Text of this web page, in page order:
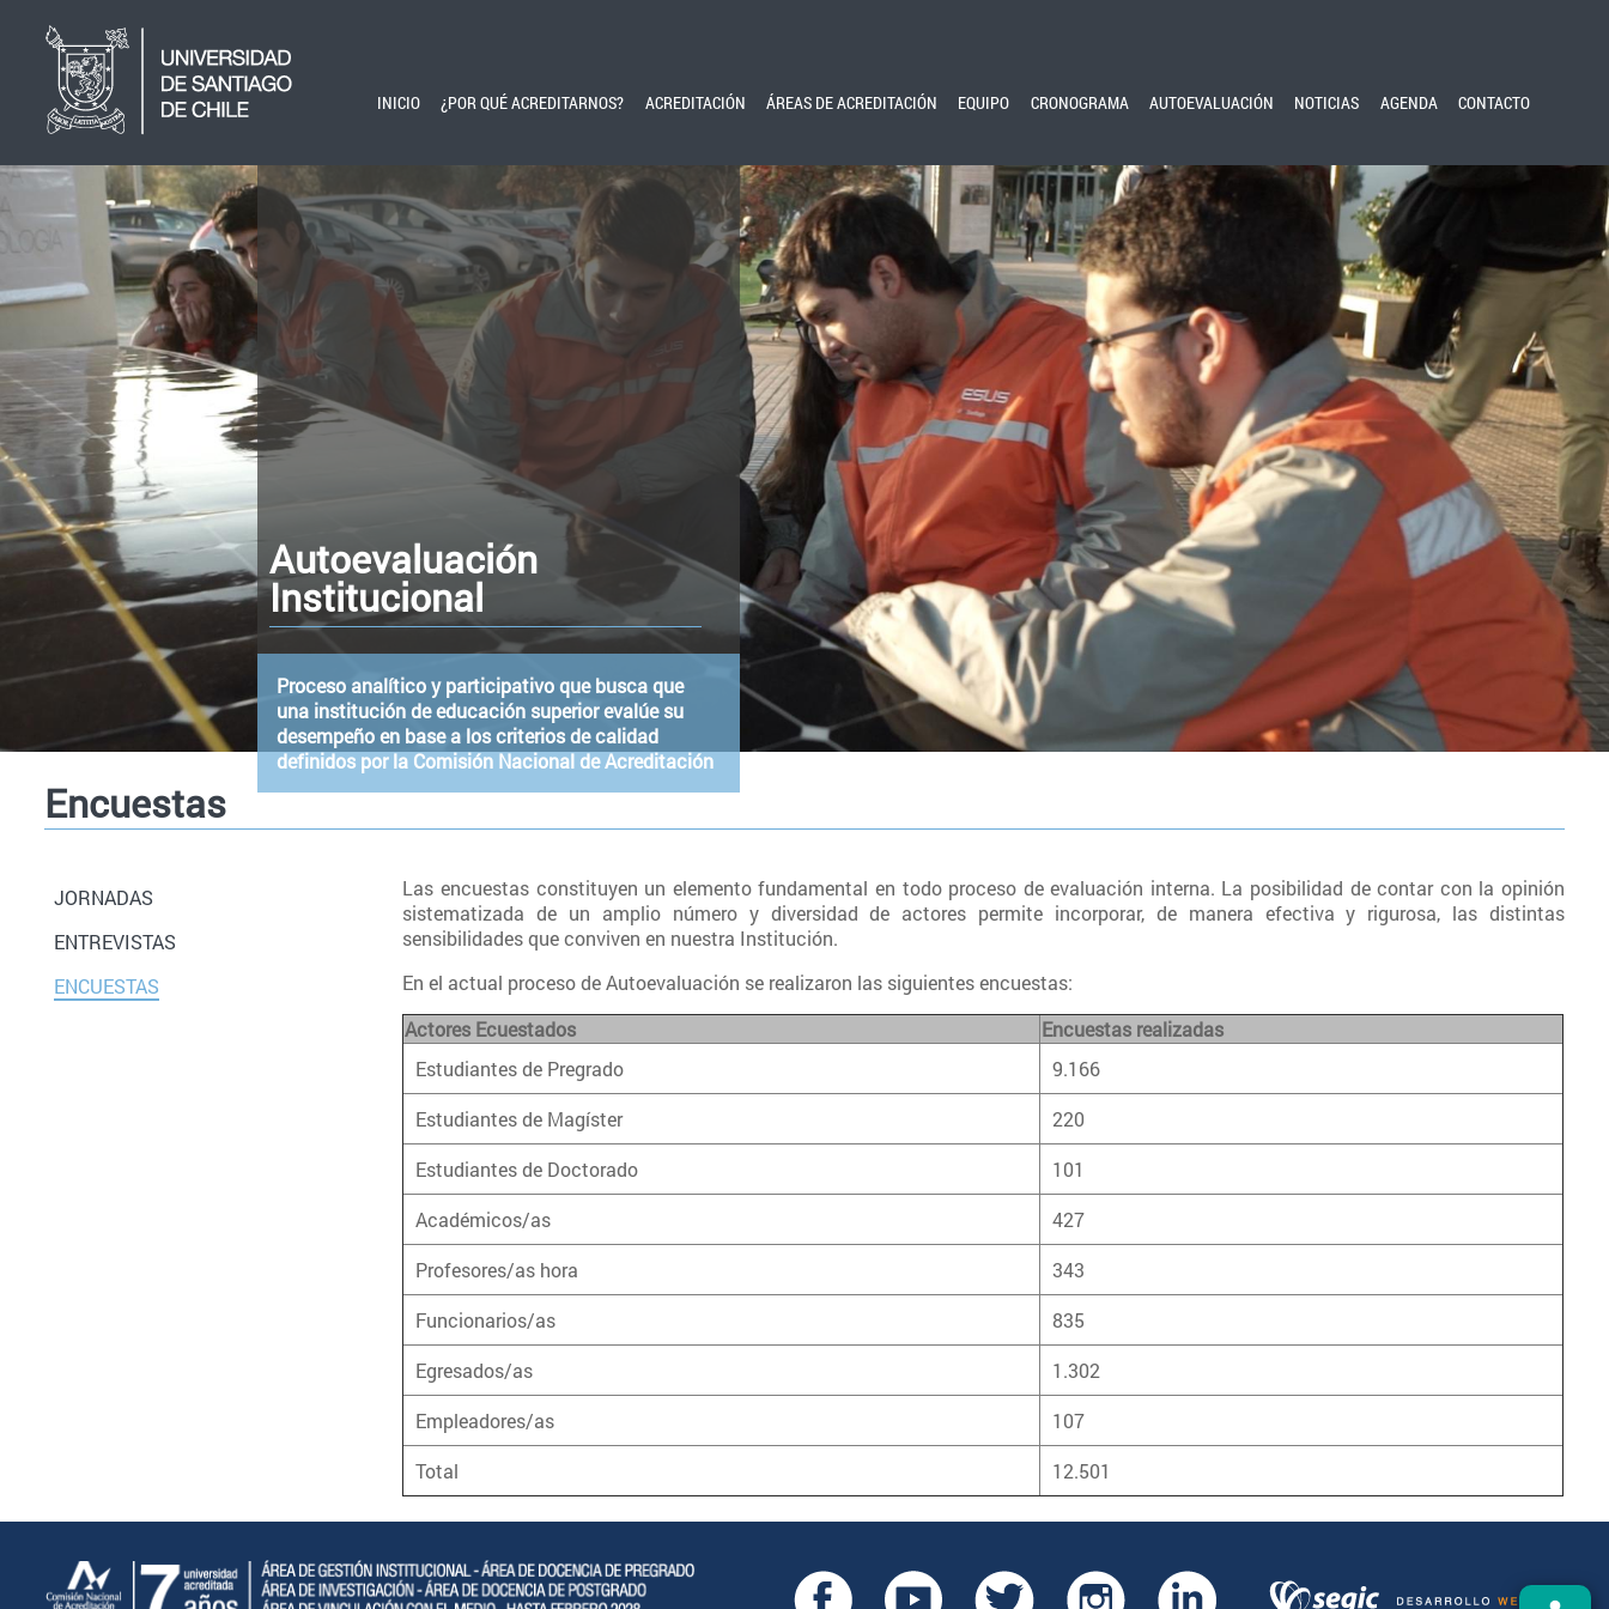
INICIO ¿POR QUÉ ACREDITARNOS? ACREDITACIÓN ÁREAS DE ACREDITACIÓN EQUIPO CRONOGRAMA AUTOEVALUACIÓN NOTICIAS AGENDA CONTACTO
Autoevaluación
Institucional
Proceso analítico y participativo que busca que
una institución de educación superior evalúe su
desempeño en base a los criterios de calidad
definidos por la Comisión Nacional de Acreditación
Encuestas
JORNADAS
ENTREVISTAS
ENCUESTAS
Las encuestas constituyen un elemento fundamental en todo proceso de evaluación interna. La posibilidad de contar con la opinión
sistematizada de un amplio número y diversidad de actores permite incorporar, de manera efectiva y rigurosa, las distintas
sensibilidades que conviven en nuestra Institución.
En el actual proceso de Autoevaluación se realizaron las siguientes encuestas:
Actores Ecuestados
Encuestas realizadas
Estudiantes de Pregrado
9.166
Estudiantes de Magíster
220
Estudiantes de Doctorado
101
Académicos/as
427
Profesores/as hora
343
Funcionarios/as
835
Egresados/as
1.302
Empleadores/as
107
Total
12.501
CNA-7-años---Horizontal_CNA-7-años-3LG.png